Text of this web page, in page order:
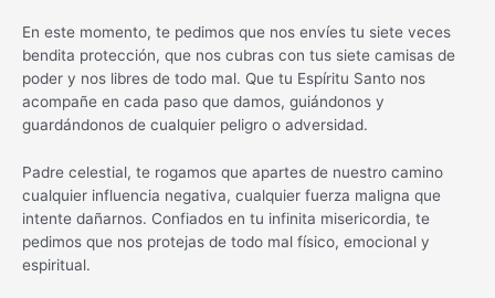
En este momento, te pedimos que nos envíes tu siete veces
bendita protección, que nos cubras con tus siete camisas de
poder y nos libres de todo mal. Que tu Espíritu Santo nos
acompañe en cada paso que damos, guiándonos y
guardándonos de cualquier peligro o adversidad.
Padre celestial, te rogamos que apartes de nuestro camino
cualquier influencia negativa, cualquier fuerza maligna que
intente dañarnos. Confiados en tu infinita misericordia, te
pedimos que nos protejas de todo mal físico, emocional y
espiritual.